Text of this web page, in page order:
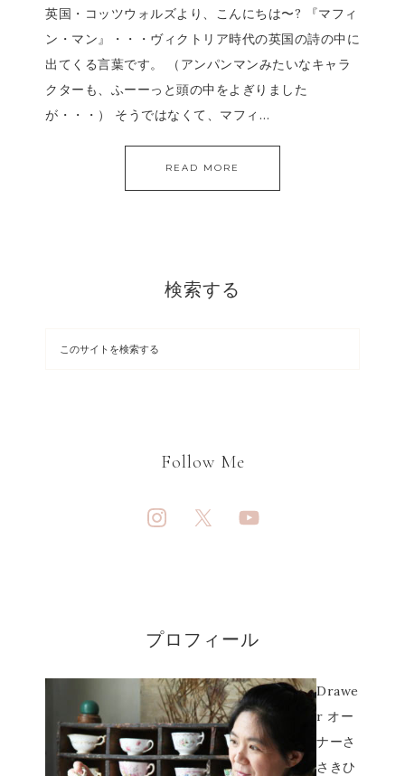
英国・コッツウォルズより、こんにちは〜? 『マフィ
ン・マン』・・・ヴィクトリア時代の英国の詩の中に
出てくる言葉です。 （アンパンマンみたいなキャラ
クターも、ふーーっと頭の中をよぎりました
が・・・） そうではなくて、マフィ…
READ MORE
検索する
Follow Me
プロフィール
Drawe
r オー
ナーさ
さきひ